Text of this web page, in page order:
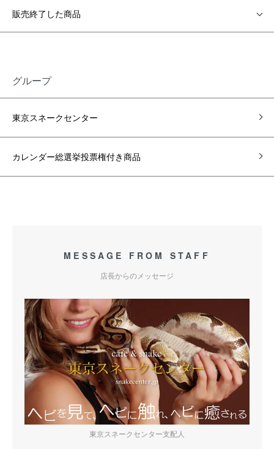
販売終了した商品
グループ
東京スネークセンター
カレンダー総選挙投票権付き商品
MESSAGE FROM STAFF
店長からのメッセージ
東京スネークセンター支配人